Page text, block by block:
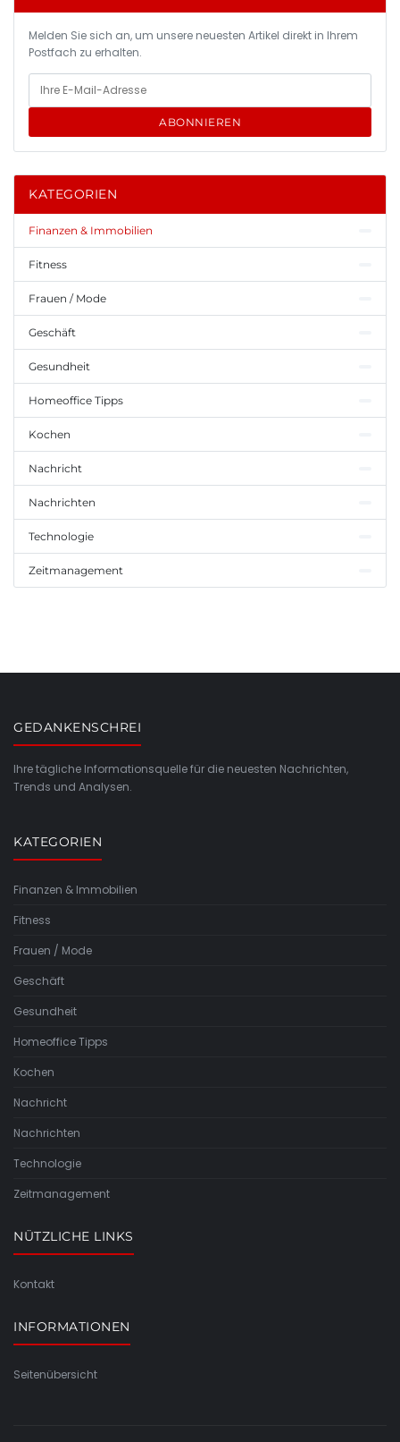
Melden Sie sich an, um unsere neuesten Artikel direkt in Ihrem
Postfach zu erhalten.
ABONNIEREN
KATEGORIEN
Finanzen & Immobilien
Fitness
Frauen / Mode
Geschäft
Gesundheit
Homeoffice Tipps
Kochen
Nachricht
Nachrichten
Technologie
Zeitmanagement
GEDANKENSCHREI
Ihre tägliche Informationsquelle für die neuesten Nachrichten,
Trends und Analysen.
KATEGORIEN
Finanzen & Immobilien
Fitness
Frauen / Mode
Geschäft
Gesundheit
Homeoffice Tipps
Kochen
Nachricht
Nachrichten
Technologie
Zeitmanagement
NÜTZLICHE LINKS
Kontakt
INFORMATIONEN
Seitenübersicht